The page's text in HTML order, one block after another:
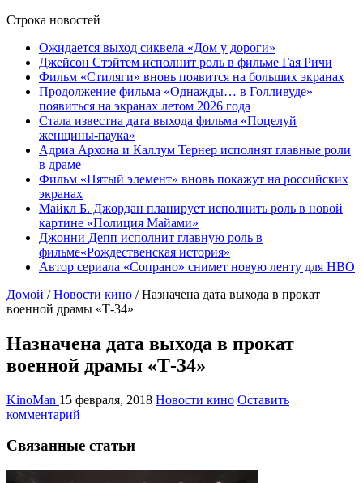
Строка новостей
Ожидается выход сиквела «Дом у дороги»
Джейсон Стэйтем исполнит роль в фильме Гая Ричи
Фильм «Стиляги» вновь появится на больших экранах
Продолжение фильма «Однажды… в Голливуде»
появиться на экранах летом 2026 года
Стала известна дата выхода фильма «Поцелуй
женщины-паука»
Адриа Архона и Каллум Тернер исполнят главные роли
в драме
Фильм «Пятый элемент» вновь покажут на российских
экранах
Майкл Б. Джордан планирует исполнить роль в новой
картине «Полиция Майами»
Джонни Депп исполнит главную роль в
фильме«Рождественская история»
Автор сериала «Сопрано» снимет новую ленту для HBO
Домой / Новости кино / Назначена дата выхода в прокат
военной драмы «Т-34»
Назначена дата выхода в прокат
военной драмы «Т-34»
KinoMan 15 февраля, 2018 Новости кино Оставить
комментарий
Связанные статьи